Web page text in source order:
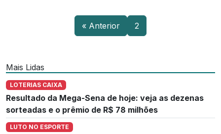
« Anterior 2
Mais Lidas
LOTERIAS CAIXA
Resultado da Mega-Sena de hoje: veja as dezenas
sorteadas e o prêmio de R$ 78 milhões
LUTO NO ESPORTE